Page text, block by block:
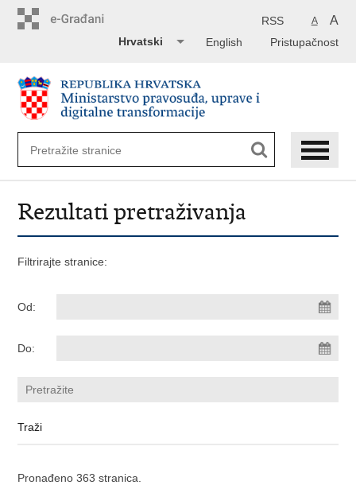
A A
RSS
Pristupačnost
English
Hrvatski
Rezultati pretraživanja
Filtrirajte stranice:
Od:
Do:
Pronađeno 363 stranica.